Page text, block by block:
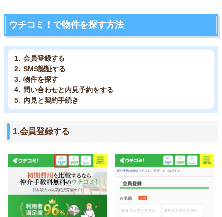
ウチコミ！で物件を探す方法
会員登録する
SMS認証する
物件を探す
問い合わせと内見予約をする
内見と契約手続き
1.会員登録する